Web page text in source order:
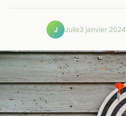
J Julie3 janvier 2024